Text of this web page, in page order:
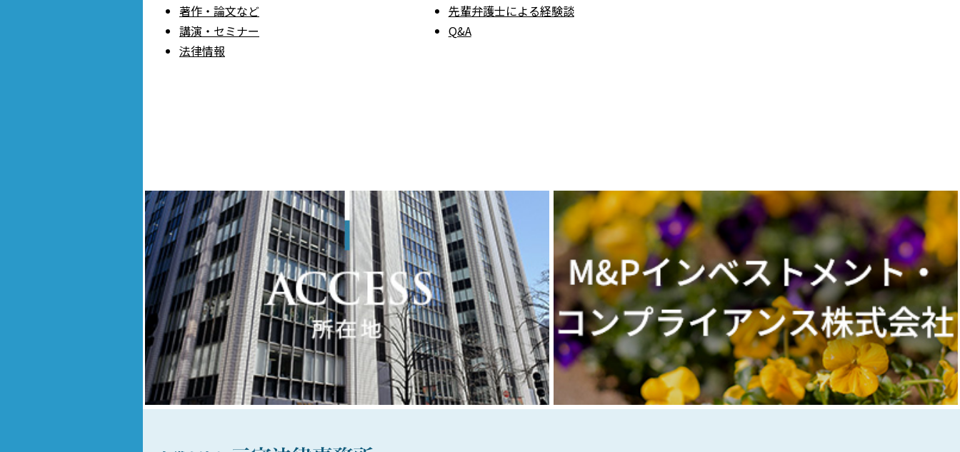
著作・論⽂など
講演・セミナー
法律情報
先輩弁護士による経験談
Q&A